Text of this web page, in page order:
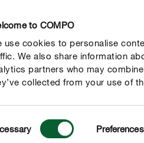
to COMPO
use cookies to personalise
We also share information
partners who may
collected from your use of
Preferences
Продукти Гайд
Ґрунт та компост